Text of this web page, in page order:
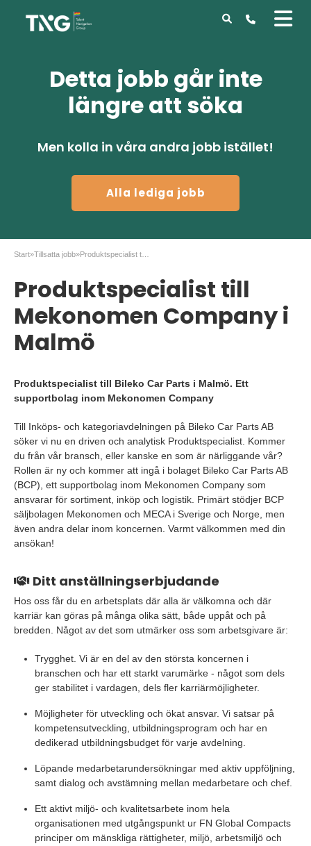
Detta jobb går inte
längre att söka
Men kolla in våra andra jobb istället!
Alla lediga jobb
Start»Tillsatta jobb»
Produktspecialist till
Mekonomen Company i
Malmö
Produktspecialist till Bileko Car Parts i Malmö. Ett
supportbolag inom Mekonomen Company
Till Inköps- och kategoriavdelningen på Bileko Car Parts AB
söker vi nu en driven och analytisk Produktspecialist. Kommer
du från vår bransch, eller kanske en som är närliggande vår?
Rollen är ny och kommer att ingå i bolaget Bileko Car Parts AB
(BCP), ett supportbolag inom Mekonomen Company som
ansvarar för sortiment, inköp och logistik. Primärt stödjer BCP
säljbolagen Mekonomen och MECA i Sverige och Norge, men
även andra delar inom koncernen. Varmt välkommen med din
ansökan!
Ditt anställningserbjudande
Hos oss får du en arbetsplats där alla är välkomna och där
karriär kan göras på många olika sätt, både uppåt och på
bredden. Något av det som utmärker oss som arbetsgivare är:
Trygghet. Vi är en del av den största koncernen i
branschen och har ett starkt varumärke - något som dels
ger stabilitet i vardagen, dels fler karriärmöjligheter.
Möjligheter för utveckling och ökat ansvar. Vi satsar på
kompetensutveckling, utbildningsprogram och har en
dedikerad utbildningsbudget för varje avdelning.
Löpande medarbetarundersökningar med aktiv uppföljning,
samt dialog och avstämning mellan medarbetare och chef.
Ett aktivt miljö- och kvalitetsarbete inom hela
organisationen med utgångspunkt ur FN Global Compacts
principer om mänskliga rättigheter, miljö, arbetsmiljö och